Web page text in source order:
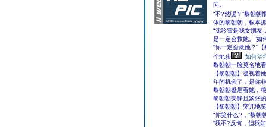
问。
“不?然呢？”黎朝朝
体的黎朝朝，根本
“沈吟雪是我女朋友
是一定会救她。”如
“你一定会救她？”
个地步
如何治
黎朝朝一脸莫名地
【黎朝朝】凝视着
年的机会了，是你
黎朝朝蹙眉看她，
黎朝朝安静且紧张
【黎朝朝】突兀地
“你笑什么?，”黎朝
“我不?反悔，但我